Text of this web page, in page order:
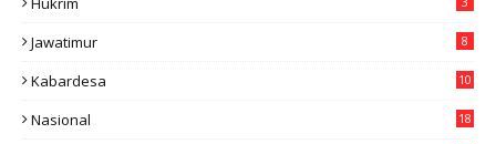
Jawatimur 8
Kabardesa
10
Nasional
18